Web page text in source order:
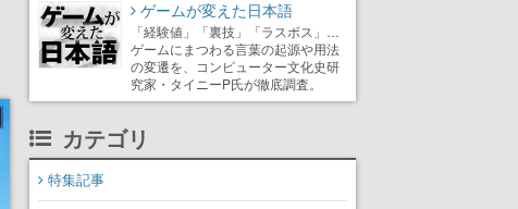
ゲームが変えた日本語
「経験値」「裏技」「ラスボス」…
ゲームにまつわる言葉の起源や用法
の変遷を、コンピューター文化史研
究家・タイニーP氏が徹底調査。
カテゴリ
特集記事